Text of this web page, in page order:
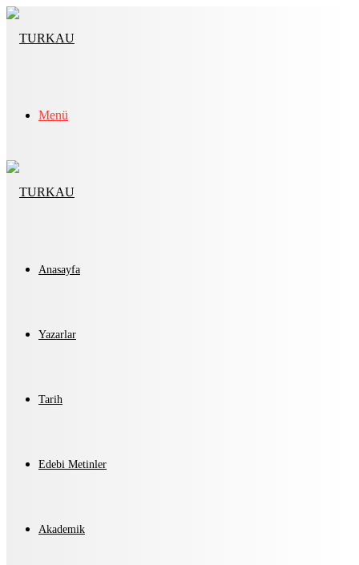
Menü
Anasayfa
Yazarlar
Tarih
Edebi Metinler
Akademik